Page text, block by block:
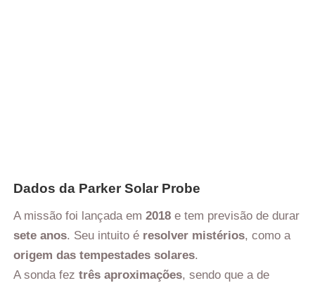
Dados da Parker Solar Probe
A missão foi lançada em 2018 e tem previsão de durar
sete anos. Seu intuito é resolver mistérios, como a
origem das tempestades solares.
A sonda fez três aproximações, sendo que a de